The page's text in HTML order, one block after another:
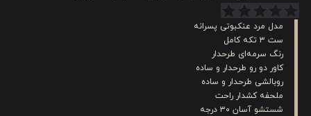
مدل مرد عنکبوتی پسرانه
ست ۳ تکه کامل
رنگ سرمه‌ای طرحدار
کاور دو رو طرحدار و ساده
روبالشی طرحدار و ساده
ملحفه کشدار راحت
شستشو آسان ۳۰ درجه